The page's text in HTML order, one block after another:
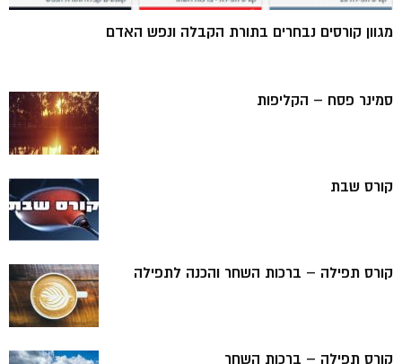
מגוון קורסים נבחרים בתורת הקבלה ונפש האדם
סמינר פסח – הקליפות
קורס שבת
קורס תפילה – ברכות השחר והכנה לתפילה
קורס תפילה – ברכות השחר